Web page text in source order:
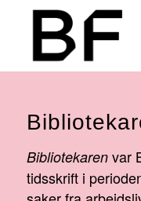
Bibliotekarenvar
tidsskrift i